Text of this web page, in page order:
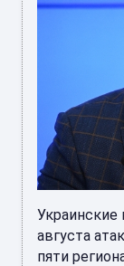
Украинские
августа
пяти